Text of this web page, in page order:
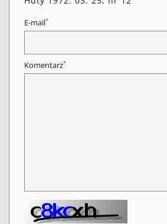
E-mail*
Komentarz*